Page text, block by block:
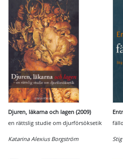
Djuren, läkarna och lagen (2009)
en rättslig studie om djurförsöksetik
Katarina Alexius Borgström